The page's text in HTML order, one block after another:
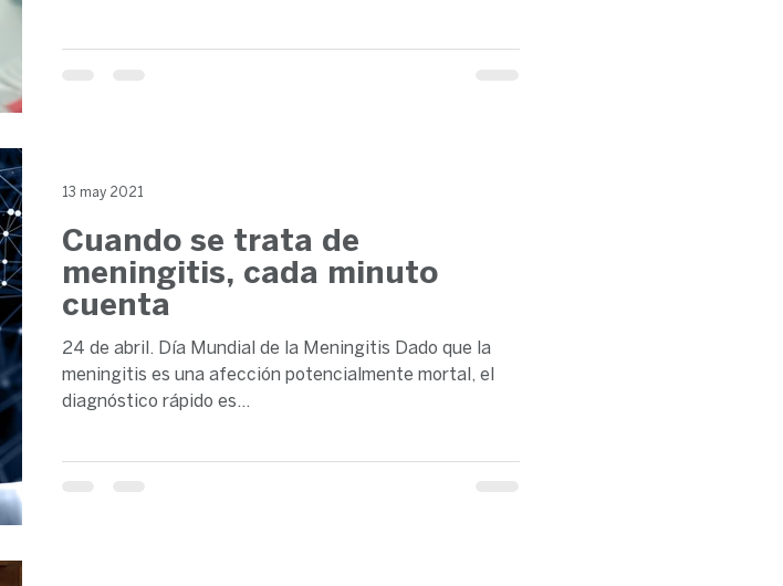
Cuando se trata de
meningitis, cada minuto
cuenta
24 de abril. Día Mundial de la Meningitis Dado que la
meningitis es una afección potencialmente mortal, el
diagnóstico rápido es...
13 may 2021